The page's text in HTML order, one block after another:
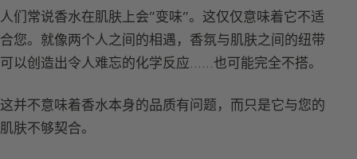
人们常说香水在肌肤上会”变味”。这仅仅意味着它不适
合您。就像两个人之间的相遇，香氛与肌肤之间的纽带
可以创造出令人难忘的化学反应……也可能完全不搭。
这并不意味着香水本身的品质有问题，而只是它与您的
肌肤不够契合。